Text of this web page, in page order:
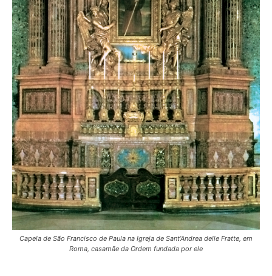
Capela de São Francisco de Paula na Igreja de Sant’Andrea delle Fratte, em
Roma, casamãe da Ordem fundada por ele